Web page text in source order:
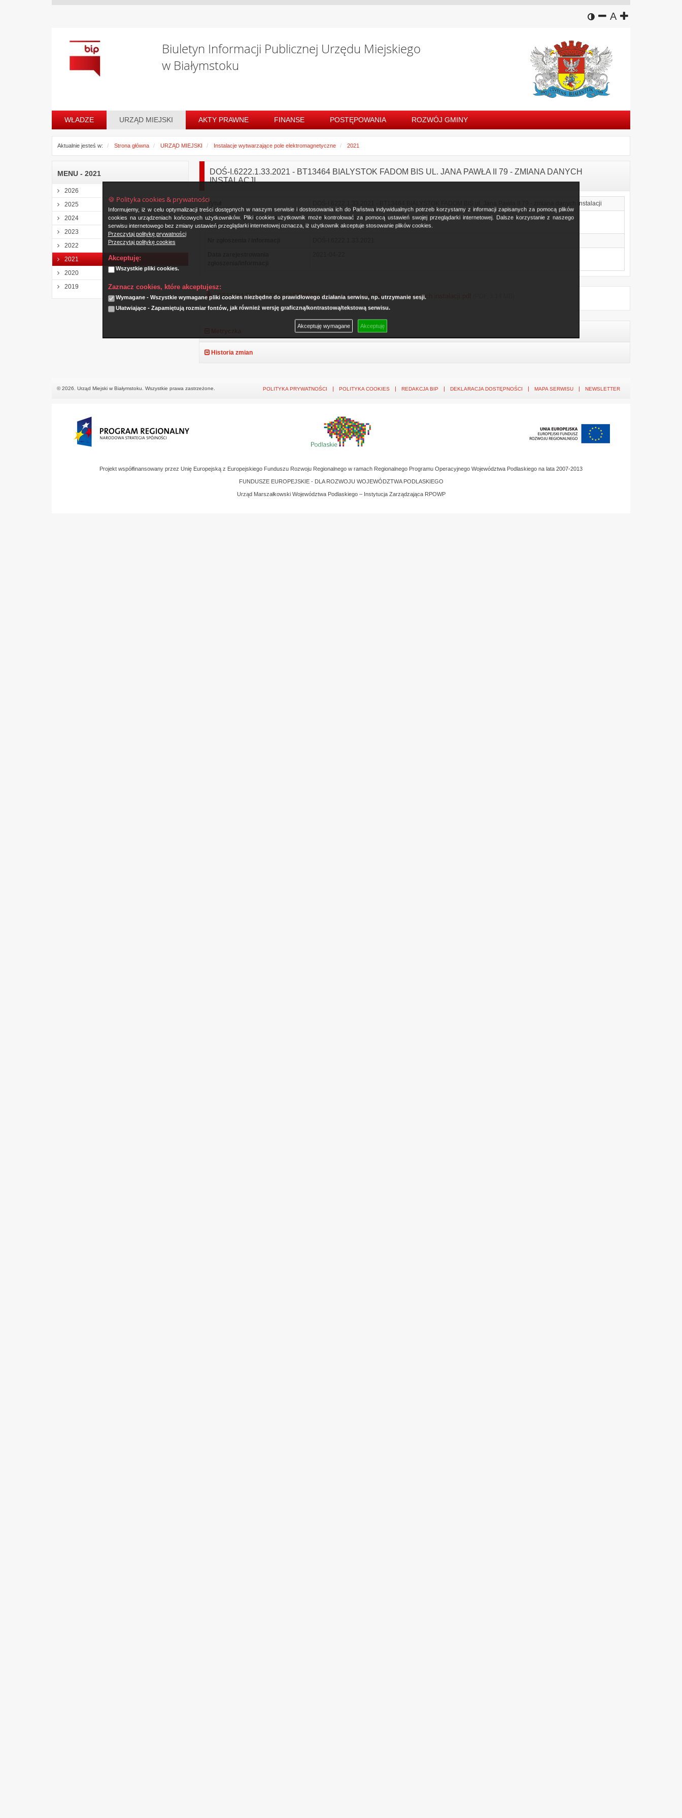
🍪 Polityka cookies & prywatności
Informujemy, iż w celu optymalizacji treści dostępnych w naszym serwisie i dostosowania ich do Państwa indywidualnych potrzeb korzystamy z informacji zapisanych za pomocą plików
cookies na urządzeniach końcowych użytkowników. Pliki cookies użytkownik może kontrolować za pomocą ustawień swojej przeglądarki internetowej. Dalsze korzystanie z naszego
serwisu internetowego bez zmiany ustawień przeglądarki internetowej oznacza, iż użytkownik akceptuje stosowanie plików cookies.
Przeczytaj politykę prywatności
Przeczytaj politykę cookies
Akceptuję:
Wszystkie pliki cookies.
Zaznacz cookies, które akceptujesz:
Wymagane - Wszystkie wymagane pliki cookies niezbędne do prawidłowego działania serwisu, np. utrzymanie sesji.
Ułatwiające - Zapamiętują rozmiar fontów, jak również wersję graficzną/kontrastową/tekstową serwisu.
Akceptuję wymagane Akceptuję
wersja kontrastowa
zmniejsz
Adomyślny
zwiększ
Biuletyn Informacji Publicznej Urzędu Miejskiego
w Białymstoku
WŁADZE URZĄD MIEJSKI AKTY PRAWNE FINANSE POSTĘPOWANIA ROZWÓJ GMINY
Aktualnie jesteś w: Strona główna URZĄD MIEJSKI Instalacje wytwarzające pole elektromagnetyczne 2021
MENU - 2021
2026
2025
2024
2023
2022
2021
2020
2019
DOŚ-I.6222.1.33.2021 - BT13464 BIALYSTOK FADOM BIS UL. JANA PAWŁA II 79 - ZMIANA DANYCH
INSTALACJI
Tytuł
DOŚ-I.6222.1.33.2021 - BT13464 BIALYSTOK FADOM BIS ul. Jana Pawła II 79 - zmiana danych instalacji
Oznaczenie prowadzącego
instalację
Polkomtel Infrastruktura Sp. z o.o.
BT13464 BIALYSTOK FADOM BIS ul. Jana Pawła II 79 - zmiana danych instalacji.pdf
Historia zmian
© 2026. Urząd Miejski w Białymstoku. Wszystkie prawa zastrzeżone. POLITYKA PRYWATNOŚCI POLITYKA COOKIES REDAKCJA BIP DEKLARACJA DOSTĘPNOŚCI MAPA SERWISU NEWSLETTER
Projekt współfinansowany przez Unię Europejską z Europejskiego Funduszu Rozwoju Regionalnego w ramach Regionalnego Programu Operacyjnego Województwa Podlaskiego na lata 2007-2013
FUNDUSZE EUROPEJSKIE - DLA ROZWOJU WOJEWÓDZTWA PODLASKIEGO
Urząd Marszałkowski Województwa Podlaskiego – Instytucja Zarządzająca RPOWP